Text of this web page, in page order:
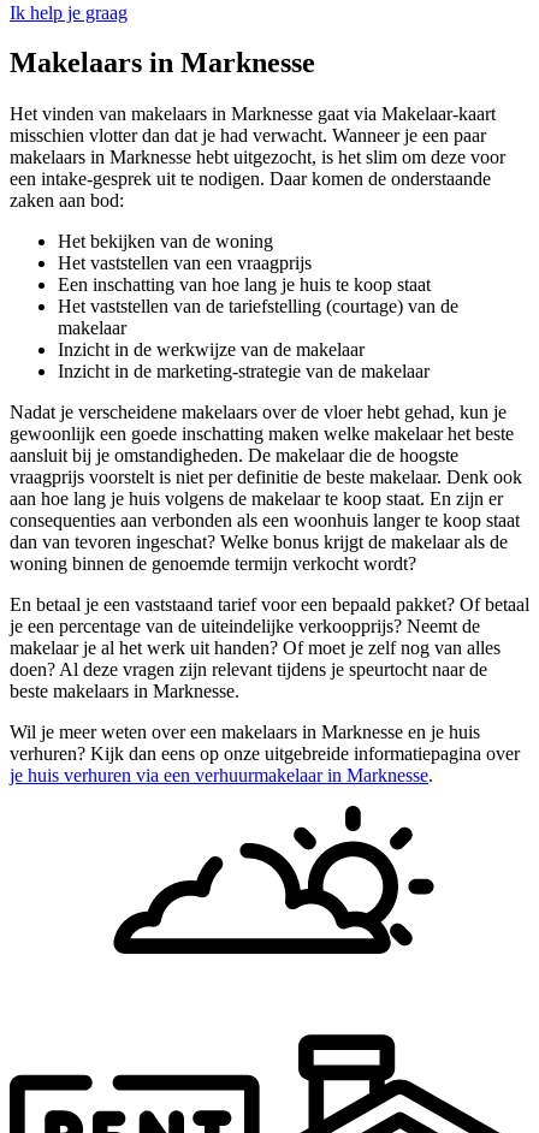
Ik help je graag
Makelaars in Marknesse
Het vinden van makelaars in Marknesse gaat via Makelaar-kaart
misschien vlotter dan dat je had verwacht. Wanneer je een paar
makelaars in Marknesse hebt uitgezocht, is het slim om deze voor
een intake-gesprek uit te nodigen. Daar komen de onderstaande
zaken aan bod:
Het bekijken van de woning
Het vaststellen van een vraagprijs
Een inschatting van hoe lang je huis te koop staat
Het vaststellen van de tariefstelling (courtage) van de
makelaar
Inzicht in de werkwijze van de makelaar
Inzicht in de marketing-strategie van de makelaar
Nadat je verscheidene makelaars over de vloer hebt gehad, kun je
gewoonlijk een goede inschatting maken welke makelaar het beste
aansluit bij je omstandigheden. De makelaar die de hoogste
vraagprijs voorstelt is niet per definitie de beste makelaar. Denk ook
aan hoe lang je huis volgens de makelaar te koop staat. En zijn er
consequenties aan verbonden als een woonhuis langer te koop staat
dan van tevoren ingeschat? Welke bonus krijgt de makelaar als de
woning binnen de genoemde termijn verkocht wordt?
En betaal je een vaststaand tarief voor een bepaald pakket? Of betaal
je een percentage van de uiteindelijke verkoopprijs? Neemt de
makelaar je al het werk uit handen? Of moet je zelf nog van alles
doen? Al deze vragen zijn relevant tijdens je speurtocht naar de
beste makelaars in Marknesse.
Wil je meer weten over een makelaars in Marknesse en je huis
verhuren? Kijk dan eens op onze uitgebreide informatiepagina over
je huis verhuren via een verhuurmakelaar in Marknesse.